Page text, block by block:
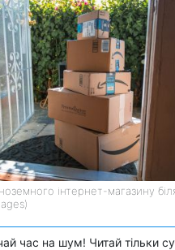
інтернет-магазину
час на шум! Читай тільки